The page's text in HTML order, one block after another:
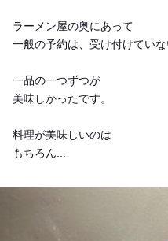
ラーメン屋の奥にあって
一般の予約は、受け付けていな
一品の一つずつが
美味しかったです。
料理が美味しいのは
もちろん...